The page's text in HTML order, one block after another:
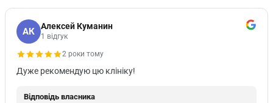
АК Алексей Куманин
1 відгук
2 роки тому
Дуже рекомендую цю клініку!
Відповідь власника